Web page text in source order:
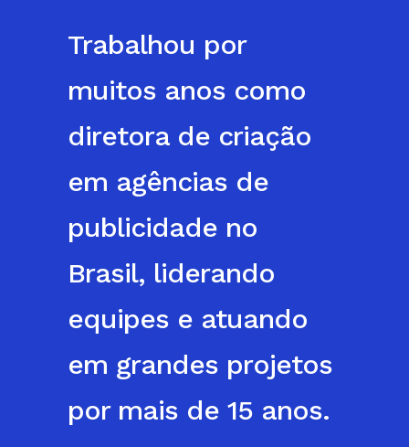
Trabalhou por
muitos anos como
diretora de criação
em agências de
publicidade no
Brasil, liderando
equipes e atuando
em grandes projetos
por mais de 15 anos.